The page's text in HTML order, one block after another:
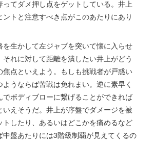
てダメ押し点をゲットしている。井上
トと注意すべき点がこのあたりにあり
生かして左ジャブを突いて懐に入らせ
それに対して距離を潰したい井上がどう
焦点といえよう。もしも挑戦者が戸惑い
うならば苦戦は免れまい。逆に素早く
ボディブローに繋げることができれば
えそうだ。井上が序盤でダメージを被
トしたり、あるいはどこかを痛めるなど
中盤あたりには3階級制覇が見えてくるの